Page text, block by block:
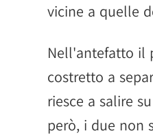
vicine a quelle
Nell'antefatto il
costretto a
riesce a salire
però, i due non